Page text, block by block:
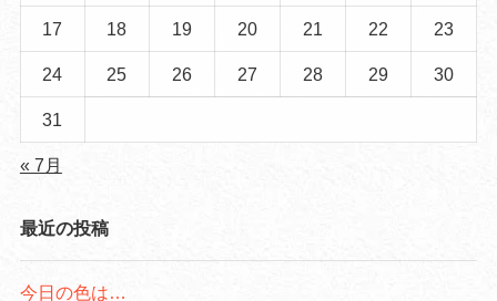
17 18 19 20 21 22 23
24 25 26 27 28 29 30
31
« 7月
最近の投稿
今日の色は…